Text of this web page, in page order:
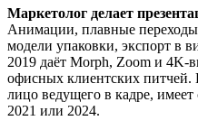
Маркетолог делает
Анимации, плавные
модели упаковки, экспорт в
2019 даёт Morph, Zoom и 4K-
офисных клиентских питчей.
лицо ведущего в кадре,
2021 или 2024.